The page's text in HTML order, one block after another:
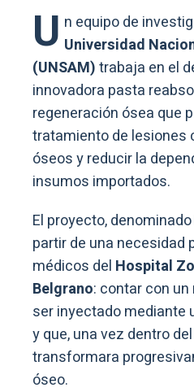
U n equipo de
Universidad
(UNSAM)trabaja en el
innovadora pasta
regeneración ósea que
tratamiento de lesiones
óseos y reducir la
insumos importados.
El proyecto,
partir de una necesidad
médicos del Hospital
Belgrano: contar con
ser inyectado mediante
y que, una vez dentro
transformara
óseo.